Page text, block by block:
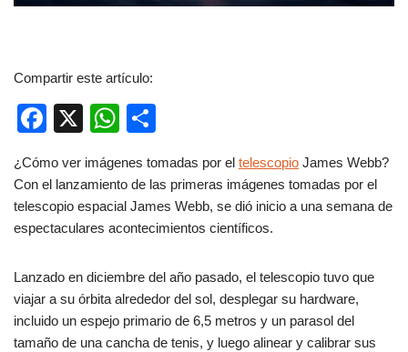
Compartir este artículo:
F
c
e
b
o
o
k
X
W
at
s
A
p
p
m
p
ar
tir
¿Cómo ver imágenes tomadas por el telescopio James Webb?
Con el lanzamiento de las primeras imágenes tomadas por el
telescopio espacial James Webb, se dió inicio a una semana de
espectaculares acontecimientos científicos.
Lanzado en diciembre del año pasado, el telescopio tuvo que
viajar a su órbita alrededor del sol, desplegar su hardware,
incluido un espejo primario de 6,5 metros y un parasol del
tamaño de una cancha de tenis, y luego alinear y calibrar sus